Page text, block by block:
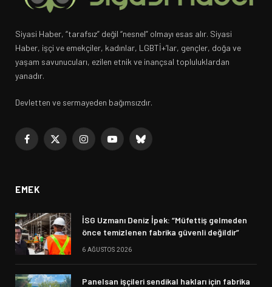
Siyasi Haber, “tarafsız” değil “nesnel” olmayı esas alır. Siyasi
Haber, işçi ve emekçiler, kadınlar, LGBTİ+’lar, gençler, doğa ve
yaşam savunucuları, ezilen etnik ve inançsal topluluklardan
yanadır.
Devletten ve sermayeden bağımsızdır.
Facebook
X
InstagramYouTubeBluesky
EMEK
İSG Uzmanı Deniz İpek: “Müfettiş gelmeden
önce temizlenen fabrika güvenli değildir”
6 AĞUSTOS 2026
Panelsan işçileri sendikal hakları için fabrika